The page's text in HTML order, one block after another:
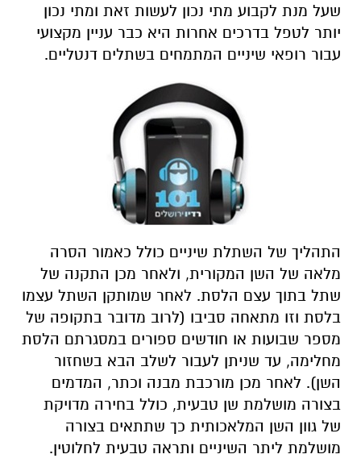
שעל מנת לקבוע מתי נכון לעשות זאת ומתי נכון
יותר לטפל בדרכים אחרות היא כבר עניין מקצועי
עבור רופאי שיניים המתמחים בשתלים דנטליים.
התהליך של השתלת שיניים כולל כאמור הסרה
מלאה של השן המקורית, ולאחר מכן התקנה של
שתל בתוך עצם הלסת. לאחר שמותקן השתל עצמו
בלסת וזו מתאחה סביבו (לרוב מדובר בתקופה של
מספר שבועות או חודשים ספורים במסגרתם הלסת
מחלימה, עד שניתן לעבור לשלב הבא בשחזור
השן). לאחר מכן מורכבת מבנה וכתר, המדמים
בצורה מושלמת שן טבעית, כולל בחירה מדויקת
של גוון השן המלאכותית כך שתתאים בצורה
מושלמת ליתר השיניים ותראה טבעית לחלוטין.